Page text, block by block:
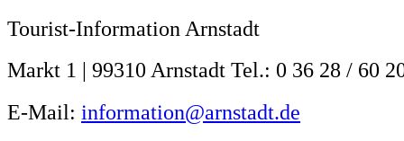
Tourist-Information Arnstadt
Markt 1 | 99310 Arnstadt Tel.: 0 36 28 / 60
E-Mail: information@arnstadt.de